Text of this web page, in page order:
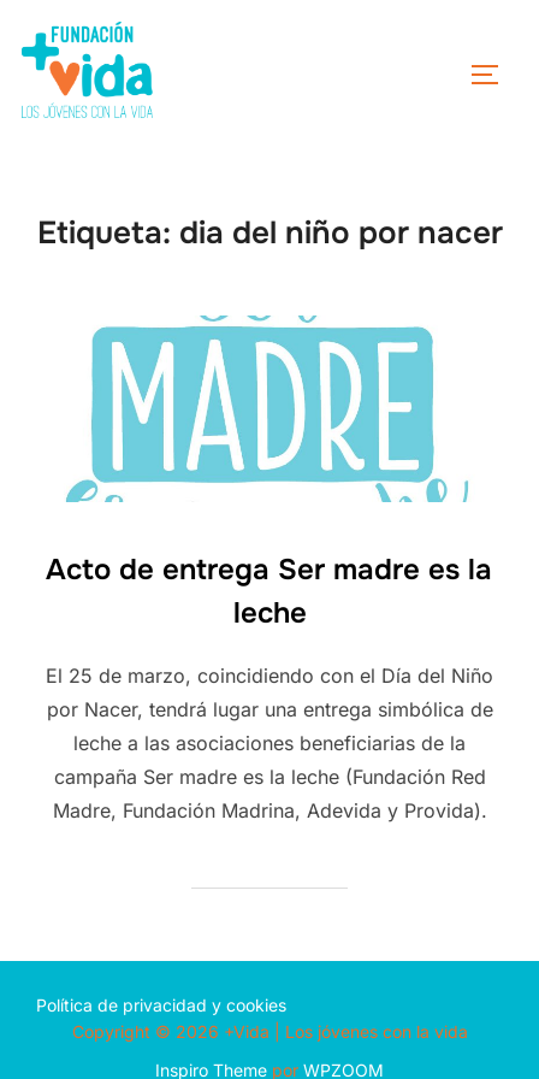
Etiqueta: dia del niño por nacer
Acto de entrega Ser madre es la
leche
El 25 de marzo, coincidiendo con el Día del Niño
por Nacer, tendrá lugar una entrega simbólica de
leche a las asociaciones beneficiarias de la
campaña Ser madre es la leche (Fundación Red
Madre, Fundación Madrina, Adevida y Provida).
Política de privacidad y cookies
Copyright © 2026 +Vida | Los jóvenes con la vida
Inspiro Theme por WPZOOM